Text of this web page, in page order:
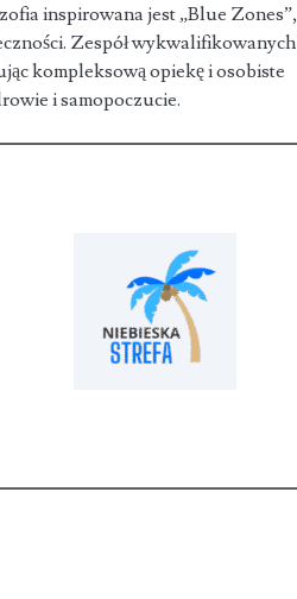
inspirowana jest „Blue Zones”,
Zespół wykwalifikowanych
kompleksową opiekę i osobiste
i samopoczucie.